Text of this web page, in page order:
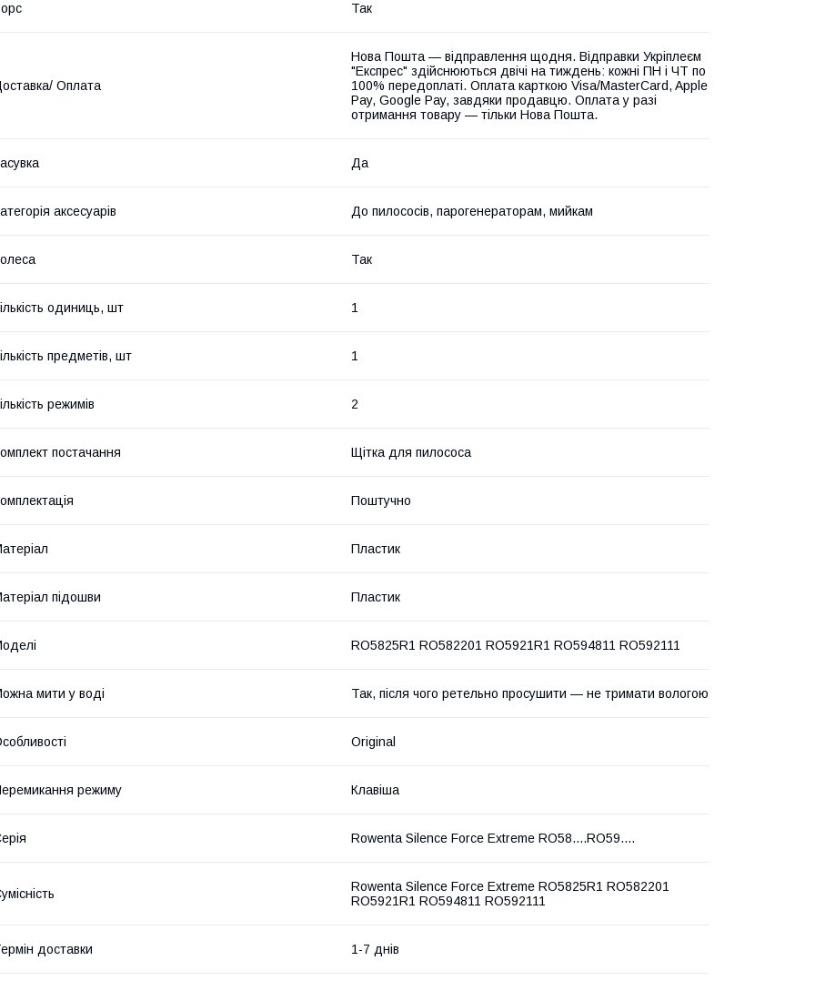
Так
Оплата
Нова Пошта — відправлення щодня. Відправки Укріплеєм
"Експрес" здійснюються двічі на тиждень: кожні ПН і ЧТ по
100% передоплаті. Оплата карткою Visa/MasterCard, Apple
Pay, Google Pay, завдяки продавцю. Оплата у разі
отримання товару — тільки Нова Пошта.
Да
аксесуарів До пилососів, парогенераторам, мийкам
Так
одиниць, шт 1
предметів, шт 1
режимів 2
постачання Щітка для пилососа
Поштучно
Пластик
підошви Пластик
RO5825R1 RO582201 RO5921R1 RO594811 RO592111
мити у воді Так, після чого ретельно просушити — не тримати вологою
Original
режиму Клавіша
Rowenta Silence Force Extreme RO58....RO59....
Rowenta Silence Force Extreme RO5825R1 RO582201
RO5921R1 RO594811 RO592111
доставки 1-7 днів